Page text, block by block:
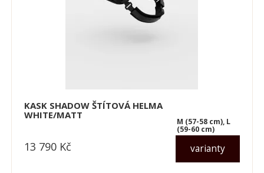
KASK SHADOW ŠTÍTOVÁ HELMA
WHITE/MATT
varianty
M (57-58 cm), L
(59-60 cm)
13 790 Kč